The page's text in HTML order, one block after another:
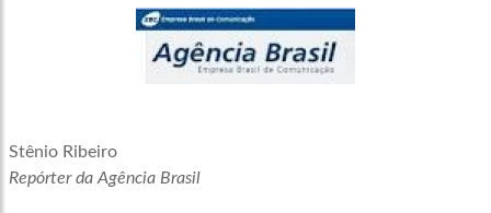
Stênio Ribeiro
Repórter da Agência Brasil